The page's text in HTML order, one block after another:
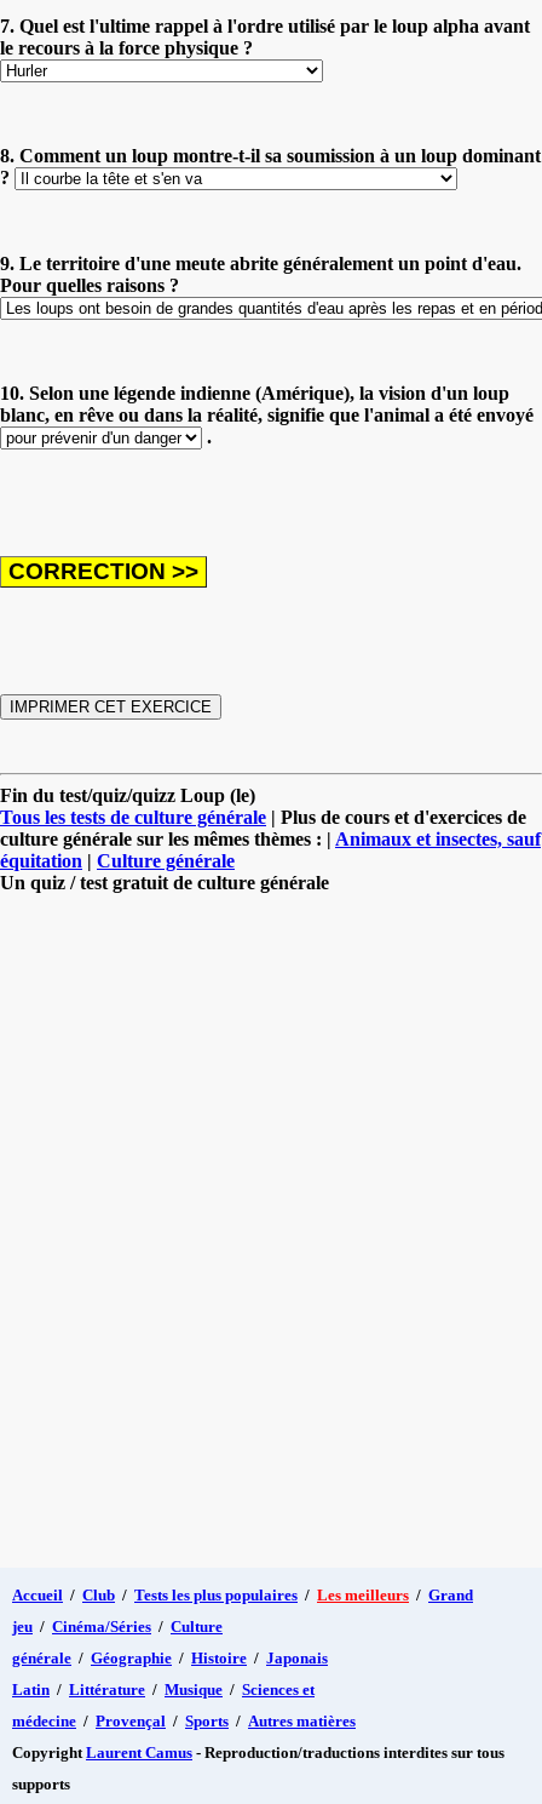
7. Quel est l'ultime rappel à l'ordre utilisé par le loup alpha avant
le recours à la force physique ?
8. Comment un loup montre-t-il sa soumission à un loup dominant
?
9. Le territoire d'une meute abrite généralement un point d'eau.
Pour quelles raisons ?
10. Selon une légende indienne (Amérique), la vision d'un loup
blanc, en rêve ou dans la réalité, signifie que l'animal a été envoyé
.
Fin du test/quiz/quizz Loup (le)
Tous les tests de culture générale | Plus de cours et d'exercices de
culture générale sur les mêmes thèmes : | Animaux et insectes, sauf
équitation | Culture générale
Un quiz / test gratuit de culture générale
Accueil / Club / Tests les plus populaires / Les meilleurs / Grand
jeu / Cinéma/Séries / Culture
générale / Géographie / Histoire / Japonais
Latin / Littérature / Musique / Sciences et
médecine / Provençal / Sports / Autres matières
Copyright Laurent Camus - Reproduction/traductions interdites sur tous
supports